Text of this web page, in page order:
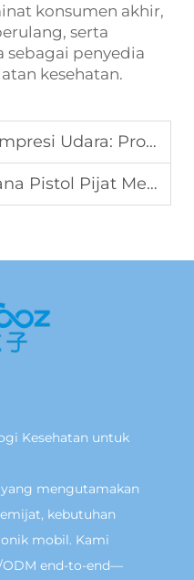
konsumen akhir,
serta
sebagai penyedia
kesehatan.
Kesejahteraan Kelas Tinggi yang Diperhatikan Pembeli
Essensial untuk Gym dan Merek Kesejahteraan
Kesehatan untuk
mengutamakan
kebutuhan
mobil. Kami
ODM end-to-end—